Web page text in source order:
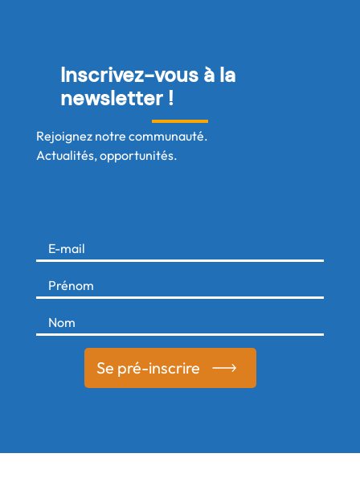
Inscrivez-vous à la
newsletter !
Rejoignez notre communauté.
Actualités, opportunités.
Se pré-inscrire